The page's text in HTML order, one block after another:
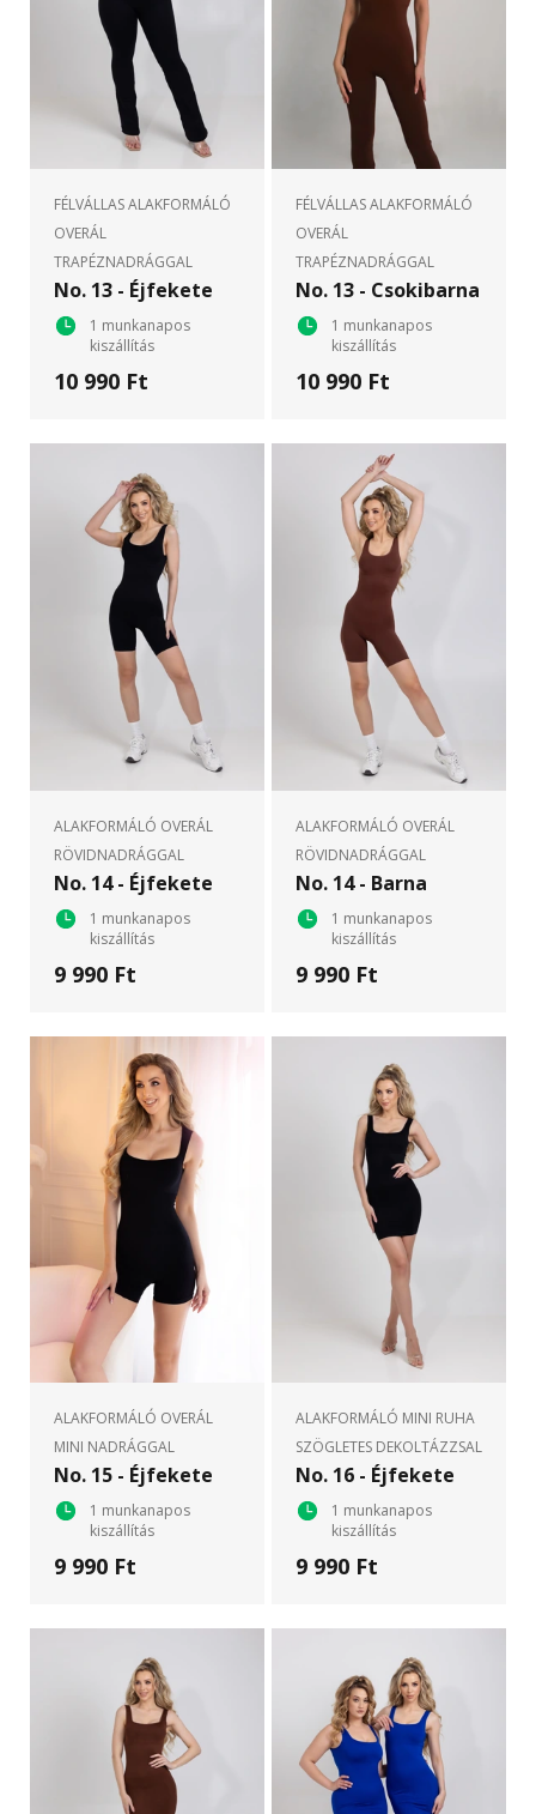
FÉLVÁLLAS ALAKFORMÁLÓ
OVERÁL
TRAPÉZNADRÁGGAL
No. 13 - Éjfekete
1 munkanapos
kiszállítás
10 990 Ft
FÉLVÁLLAS ALAKFORMÁLÓ
OVERÁL
TRAPÉZNADRÁGGAL
No. 13 - Csokibarna
1 munkanapos
kiszállítás
10 990 Ft
ALAKFORMÁLÓ OVERÁL
RÖVIDNADRÁGGAL
No. 14 - Éjfekete
1 munkanapos
kiszállítás
9 990 Ft
ALAKFORMÁLÓ OVERÁL
RÖVIDNADRÁGGAL
No. 14 - Barna
1 munkanapos
kiszállítás
9 990 Ft
ALAKFORMÁLÓ OVERÁL
MINI NADRÁGGAL
No. 15 - Éjfekete
1 munkanapos
kiszállítás
9 990 Ft
ALAKFORMÁLÓ MINI RUHA
SZÖGLETES DEKOLTÁZZSAL
No. 16 - Éjfekete
1 munkanapos
kiszállítás
9 990 Ft